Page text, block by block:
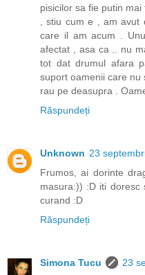
pisicilor sa fie putin
, stiu cum e , am
care il am acum .
afectat , asa ca .. nu
tot dat drumul afara
suport oamenii care nu
rau pe deasupra .
Răspundeți
Unknown 23
Frumos, ai dorinte
masura:)) :D iti doresc
curand :D
Răspundeți
Simona Tucu
23